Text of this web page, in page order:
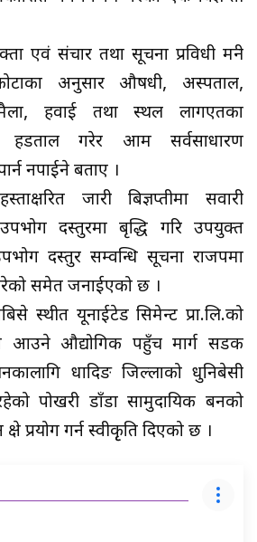
एवं संचार तथा सूचना प्रविधी मन्त्री
अनुसार औषधी, अस्पताल,
हवाई तथा स्थल लागएतका
हडताल गरेर आम सर्वसाधारण
नपाईने बताए ।
हस्ताक्षरित जारी बिज्ञप्तीमा सवारी
दस्तुरमा बृद्धि गरि उपयुक्त
दस्तुर सम्वन्धि सूचना राजपत्रमा
समेत जनाईएको छ ।
स्थीत यूनाईटेड सिमेन्ट प्रा.लि.को
आउने औद्योगिक पहुँच मार्ग सडक
धादिङ जिल्लाको धुनिबेसी
पोखरी डाँडा सामुदायिक बनको
प्रयोग गर्न स्वीकृृति दिएको छ ।